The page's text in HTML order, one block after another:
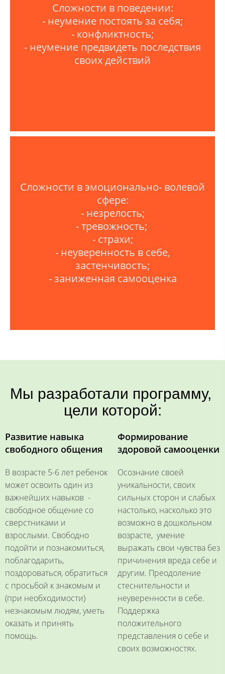
Сложности в поведении:
- неумение постоять за себя;
- конфликтность;
- неумение предвидеть последствия
своих действий
Сложности в эмоционально- волевой
сфере:
- незрелость;
- тревожность;
- страхи;
- неуверенность в себе,
застенчивость;
- заниженная самооценка
Мы разработали программу,
цели которой:
Развитие навыка
свободного общения
В возрасте 5-6 лет ребенок
может освоить один из
важнейших навыков -
свободное общение со
сверстниками и
взрослыми. Свободно
подойти и познакомиться,
поблагодарить,
поздороваться, обратиться
с просьбой к знакомым и
(при необходимости)
незнакомым людям, уметь
оказать и принять
помощь.
Формирование
здоровой самооценки
Осознание своей
уникальности, своих
сильных сторон и слабых
настолько, насколько это
возможно в дошкольном
возрасте, умение
выражать свои чувства без
причинения вреда себе и
другим. Преодоление
стеснительности и
неуверенности в себе.
Поддержка
положительного
представления о себе и
своих возможностях.